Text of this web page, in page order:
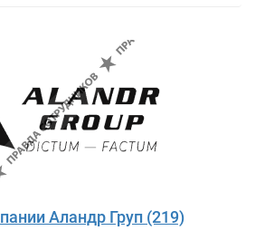
Аландр Груп (219)